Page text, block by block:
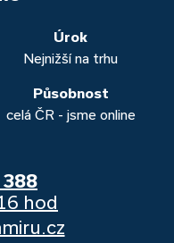
které “utáhnete”.
Úrok
Nejnižší na trhu
Působnost
celá ČR - jsme online
hod